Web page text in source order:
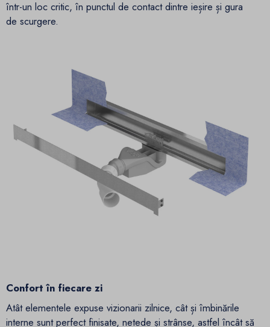
într-un loc critic, în punctul de contact dintre ieșire și gura
de scurgere.
Confort în fiecare zi
Atât elementele expuse vizionarii zilnice, cât și îmbinările
interne sunt perfect finisate, netede și strânse, astfel încât să